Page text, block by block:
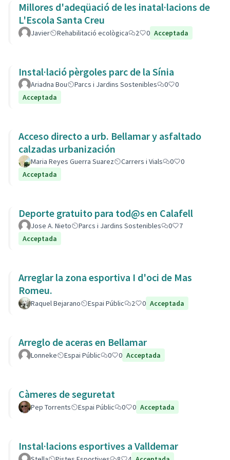
Millores d'adeqüació de les inatal·lacions de
L'Escola Santa Creu
Javier Rehabilitació ecològica 2 0 Acceptada
Instal·lació pèrgoles parc de la Sínia
Ariadna Bou Parcs i Jardins Sostenibles 0
0
Acceptada
Acceso directo a urb. Bellamar y asfaltado
calzadas urbanización
Maria Reyes Guerra Suarez Carrers i Vials 0
0
Acceptada
Deporte gratuito para tod@s en Calafell
Jose A. Nieto Parcs i Jardins Sostenibles 0
7
Acceptada
Arreglar la zona esportiva I d'oci de Mas
Romeu.
Raquel Bejarano Espai Públic 2 0 Acceptada
Arreglo de aceras en Bellamar
Lonneke Espai Públic 0 0 Acceptada
Càmeres de seguretat
Pep Torrents Espai Públic 0 0 Acceptada
Instal·lacions esportives a Valldemar